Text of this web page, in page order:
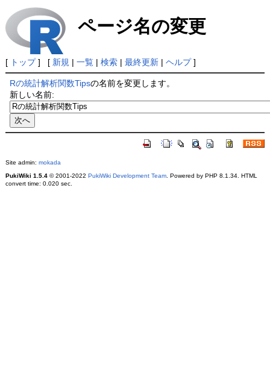
ページ名の変更
[ トップ] [ 新規 | 一覧| 検索| 最終更新| ヘルプ]
Rの統計解析関数Tipsの名前を変更します。
新しい名前:
Site admin: mokada
PukiWiki 1.5.4© 2001-2022 PukiWiki Development Team. Powered by PHP 8.1.34. HTML
convert time: 0.020 sec.